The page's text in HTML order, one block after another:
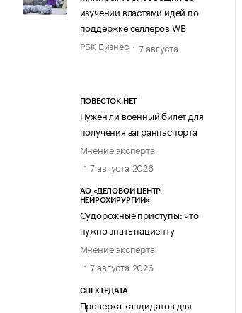
изучении властями идей по
поддержке селлеров WB
РБК Бизнес
7 августа
ПОВЕСТОК.НЕТ
Нужен ли военный билет для
получения загранпаспорта
Мнение эксперта
7 августа 2026
АО «ДЕЛОВОЙ ЦЕНТР
НЕЙРОХИРУРГИИ»
Судорожные приступы: что
нужно знать пациенту
Мнение эксперта
7 августа 2026
СПЕКТРДАТА
Проверка кандидатов для